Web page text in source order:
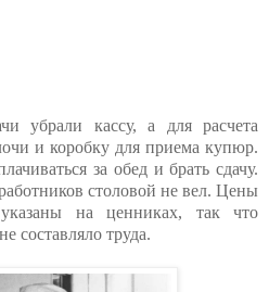
убрали кассу, а для расчета
и коробку для приема купюр.
за обед и брать сдачу.
столовой не вел. Цены
на ценниках, так что
составляло труда.